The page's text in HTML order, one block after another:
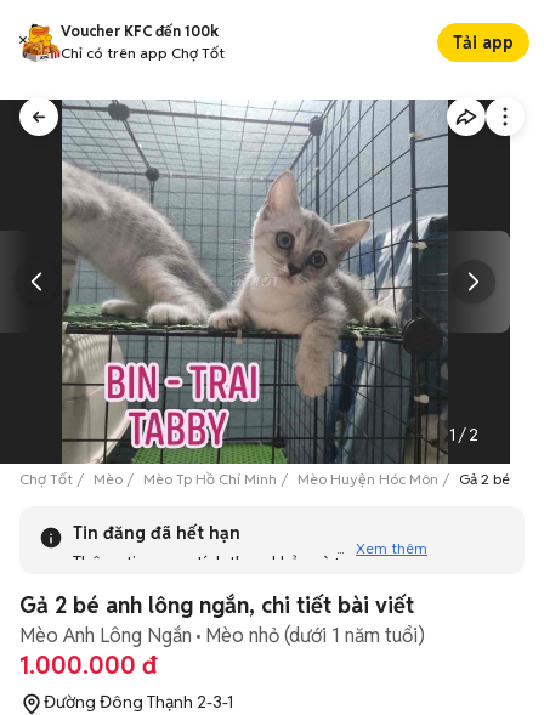
Voucher KFC đến 100k
Chỉ có trên app Chợ Tốt
Tải app
1 /2
Chợ Tốt Mèo Mèo Tp Hồ Chí Minh Mèo Huyện Hóc Môn Gả 2 bé
Tin đăng đã hết hạn
Thông tin mang tính tham khảo và bạn không thể liên hệ
tương tự khác dưới đây nhé!
Xem thêm
Gả 2 bé anh lông ngắn, chi tiết bài viết
Mèo Anh Lông Ngắn Mèo nhỏ (dưới 1 năm tuổi)
1.000.000 đ
Đường Đông Thạnh 2-3-1